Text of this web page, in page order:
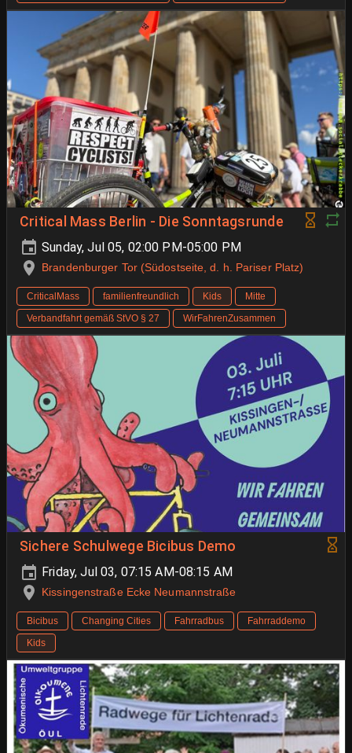
Critical Mass Berlin - Die Sonntagsrunde
Sunday, Jul 05, 02:00 PM-05:00 PM
Brandenburger Tor (Südostseite, d. h. Pariser Platz)
CriticalMass familienfreundlich Kids
Mitte
Verbandfahrt gemäß StVO § 27
WirFahrenZusammen
Sichere Schulwege Bicibus Demo
Friday, Jul 03, 07:15 AM-08:15 AM
Kissingenstraße Ecke Neumannstraße
Bicibus Changing Cities Fahrradbus
Fahrraddemo
Kids